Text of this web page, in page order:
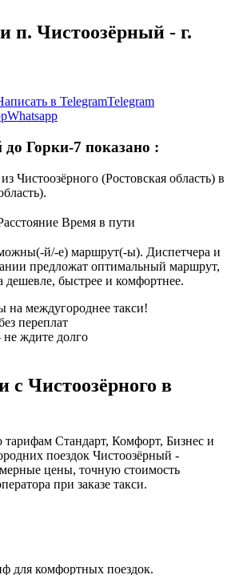
п. Чистоозёрный - г.
Telegram
Whatsapp
Горки-7 показано :
Чистоозёрного (Ростовская область) в
Время в пути
й/-е) маршрут(-ы). Диспетчера и
предложат оптимальный маршрут,
дешевле, быстрее и комфортнее.
междугороднее такси!
переплат
не ждите долго
с Чистоозёрного в
тарифам Стандарт, Комфорт, Бизнес и
поездок Чистоозёрный -
цены, точную стоимость
при заказе такси.
для комфортных поездок.